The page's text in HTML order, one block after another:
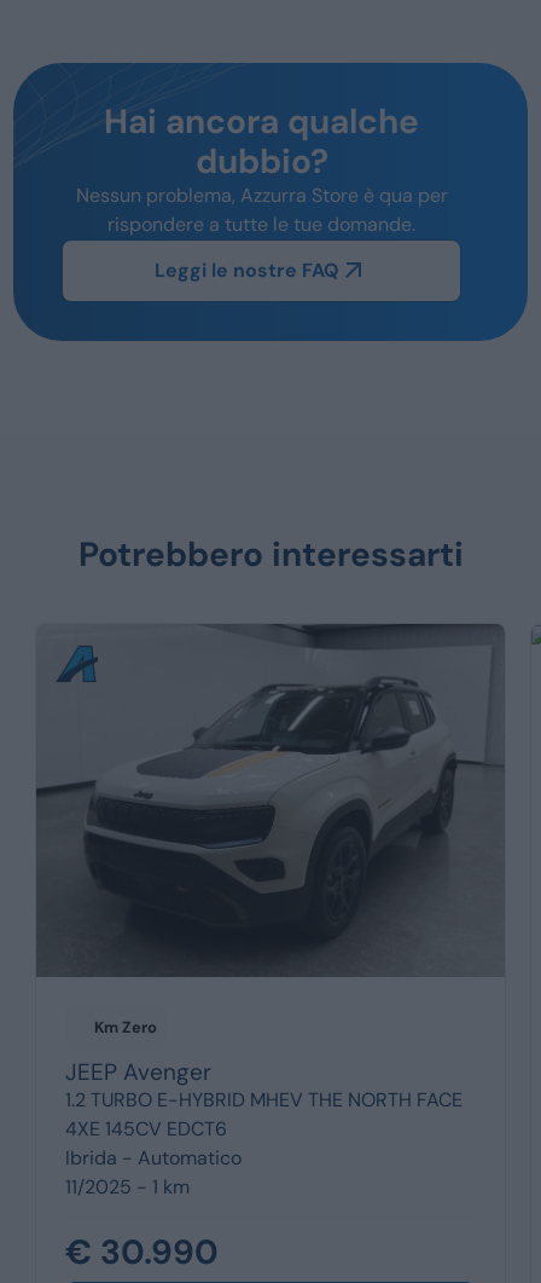
Hai ancora qualche
dubbio?
Nessun problema, Azzurra Store è qua per
rispondere a tutte le tue domande.
Leggi le nostre FAQ
Potrebbero interessarti
Km Zero
JEEP Avenger
1.2 TURBO E-HYBRID MHEV THE NORTH FACE
4XE 145CV EDCT6
Ibrida - Automatico
11/2025 - 1 km
€ 30.990